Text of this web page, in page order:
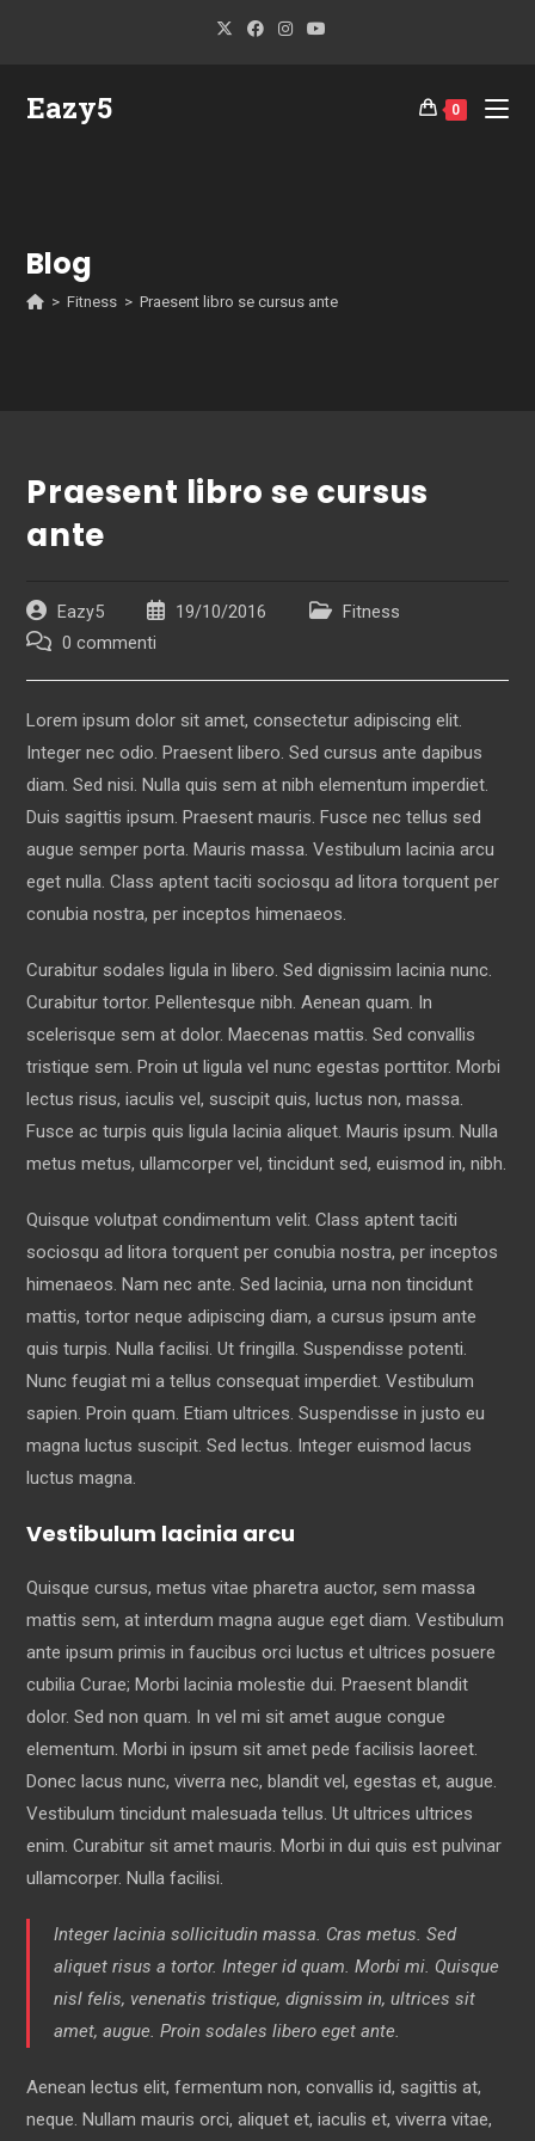
Eazy5 0
Blog
> Fitness > Praesent libro se cursus ante
Praesent libro se cursus
ante
Autore
dell'articolo:
Eazy5
Articolo
pubblicato:
19/10/2016
Categoria
Fitness
Commenti
0 commenti
Lorem ipsum dolor sit amet, consectetur adipiscing elit.
Integer nec odio. Praesent libero. Sed cursus ante dapibus
diam. Sed nisi. Nulla quis sem at nibh elementum imperdiet.
Duis sagittis ipsum. Praesent mauris. Fusce nec tellus sed
augue semper porta. Mauris massa. Vestibulum lacinia arcu
eget nulla. Class aptent taciti sociosqu ad litora torquent per
conubia nostra, per inceptos himenaeos.
Curabitur sodales ligula in libero. Sed dignissim lacinia nunc.
Curabitur tortor. Pellentesque nibh. Aenean quam. In
scelerisque sem at dolor. Maecenas mattis. Sed convallis
tristique sem. Proin ut ligula vel nunc egestas porttitor. Morbi
lectus risus, iaculis vel, suscipit quis, luctus non, massa.
Fusce ac turpis quis ligula lacinia aliquet. Mauris ipsum. Nulla
metus metus, ullamcorper vel, tincidunt sed, euismod in, nibh.
Quisque volutpat condimentum velit. Class aptent taciti
sociosqu ad litora torquent per conubia nostra, per inceptos
himenaeos. Nam nec ante. Sed lacinia, urna non tincidunt
mattis, tortor neque adipiscing diam, a cursus ipsum ante
quis turpis. Nulla facilisi. Ut fringilla. Suspendisse potenti.
Nunc feugiat mi a tellus consequat imperdiet. Vestibulum
sapien. Proin quam. Etiam ultrices. Suspendisse in justo eu
magna luctus suscipit. Sed lectus. Integer euismod lacus
luctus magna.
Vestibulum lacinia arcu
Quisque cursus, metus vitae pharetra auctor, sem massa
mattis sem, at interdum magna augue eget diam. Vestibulum
ante ipsum primis in faucibus orci luctus et ultrices posuere
cubilia Curae; Morbi lacinia molestie dui. Praesent blandit
dolor. Sed non quam. In vel mi sit amet augue congue
elementum. Morbi in ipsum sit amet pede facilisis laoreet.
Donec lacus nunc, viverra nec, blandit vel, egestas et, augue.
Vestibulum tincidunt malesuada tellus. Ut ultrices ultrices
enim. Curabitur sit amet mauris. Morbi in dui quis est pulvinar
ullamcorper. Nulla facilisi.
Integer lacinia sollicitudin massa. Cras metus. Sed
aliquet risus a tortor. Integer id quam. Morbi mi. Quisque
nisl felis, venenatis tristique, dignissim in, ultrices sit
amet, augue. Proin sodales libero eget ante.
Aenean lectus elit, fermentum non, convallis id, sagittis at,
neque. Nullam mauris orci, aliquet et, iaculis et, viverra vitae,